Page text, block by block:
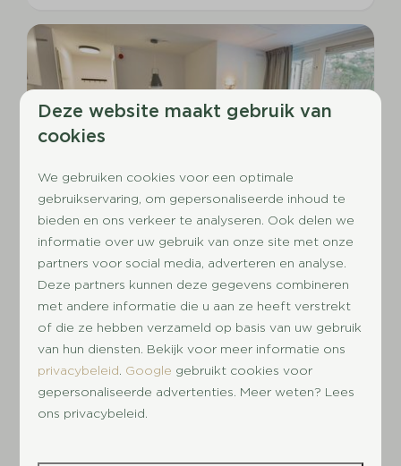
8,6
Vanaf
€ 295
€ 282
3 nachten
4-6 persoons maisonnettes
2
6 2
1
Inloopdouche
Vaatwasser
Huisdier toegestaan
Deze website maakt gebruik van
cookies
We gebruiken cookies voor een optimale
gebruikservaring, om gepersonaliseerde inhoud te
bieden en ons verkeer te analyseren. Ook delen we
informatie over uw gebruik van onze site met onze
partners voor social media, adverteren en analyse.
Deze partners kunnen deze gegevens combineren
met andere informatie die u aan ze heeft verstrekt
of die ze hebben verzameld op basis van uw gebruik
van hun diensten. Bekijk voor meer informatie ons
privacybeleid Google gebruikt cookies voor
gepersonaliseerde advertenties. Meer weten? Lees
ons privacybeleid.